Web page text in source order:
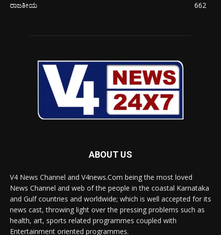
ರಾಜಕೀಯ
662
ABOUT US
V4 News Channel and V4news.Com being the most loved
News Channel and web of the people in the coastal Karnataka
and Gulf countries and worldwide; which is well accepted for its
news cast, throwing light over the pressing problems such as
health, art, sports related programmes coupled with
Entertainment oriented programmes.